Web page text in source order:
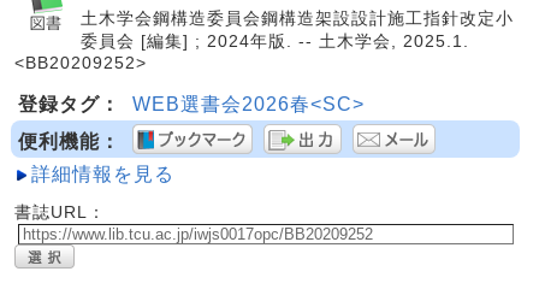
土木学会鋼構造委員会鋼構造架設設計施工指針改定小
委員会 [編集] ; 2024年版. -- 土木学会, 2025.1.
<BB20209252>
登録タグ：
WEB選書会2026春<SC>
便利機能：
詳細情報を見る
書誌URL：